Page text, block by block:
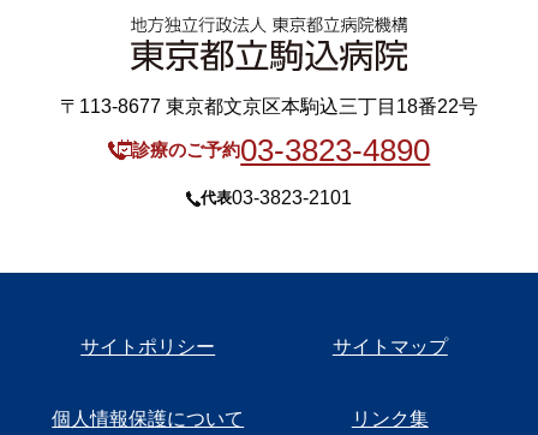
〒113-8677 東京都文京区本駒込三丁目18番22号
診療のご予約03-3823-4890
代表03-3823-2101
サイトポリシー サイトマップ
個人情報保護について リンク集